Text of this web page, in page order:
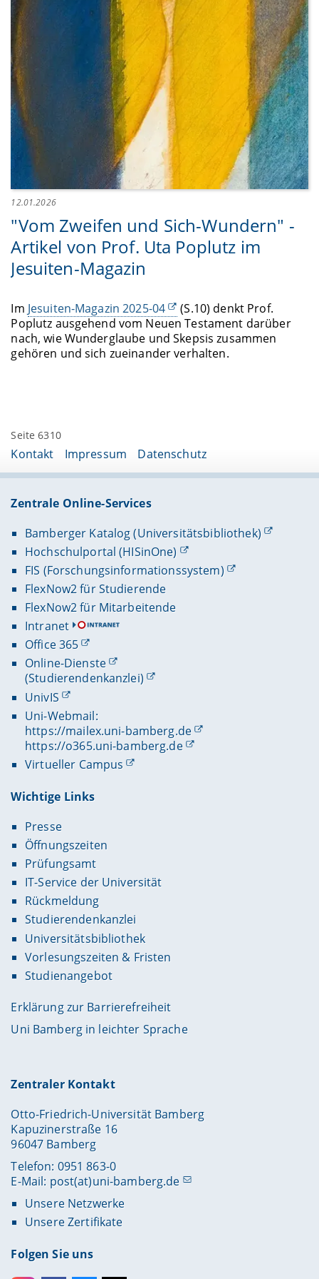
12.01.2026
"Vom Zweifen und Sich-Wundern" -
Artikel von Prof. Uta Poplutz im
Jesuiten-Magazin
Im Jesuiten-Magazin 2025-04
(S.10) denkt Prof.
Poplutz ausgehend vom Neuen Testament darüber
nach, wie Wunderglaube und Skepsis zusammen
gehören und sich zueinander verhalten.
Seite 6310
Kontakt Impressum Datenschutz
Zentrale Online-Services
Bamberger Katalog (Universitätsbibliothek)
Hochschulportal (HISinOne)
FIS (Forschungsinformationssystem)
FlexNow2 für Studierende
FlexNow2 für Mitarbeitende
Intranet
Office 365
Online-Dienste
(Studierendenkanzlei)
UnivIS
Uni-Webmail:
https://mailex.uni-bamberg.de
https://o365.uni-bamberg.de
Virtueller Campus
Wichtige Links
Presse
Öffnungszeiten
Prüfungsamt
IT-Service der Universität
Rückmeldung
Studierendenkanzlei
Universitätsbibliothek
Vorlesungszeiten & Fristen
Studienangebot
Erklärung zur Barrierefreiheit
Uni Bamberg in leichter Sprache
Zentraler Kontakt
Otto-Friedrich-Universität Bamberg
Kapuzinerstraße 16
96047 Bamberg
Telefon: 0951 863-0
E-Mail: post(at)uni-bamberg.de
Unsere Netzwerke
Unsere Zertifikate
Folgen Sie uns